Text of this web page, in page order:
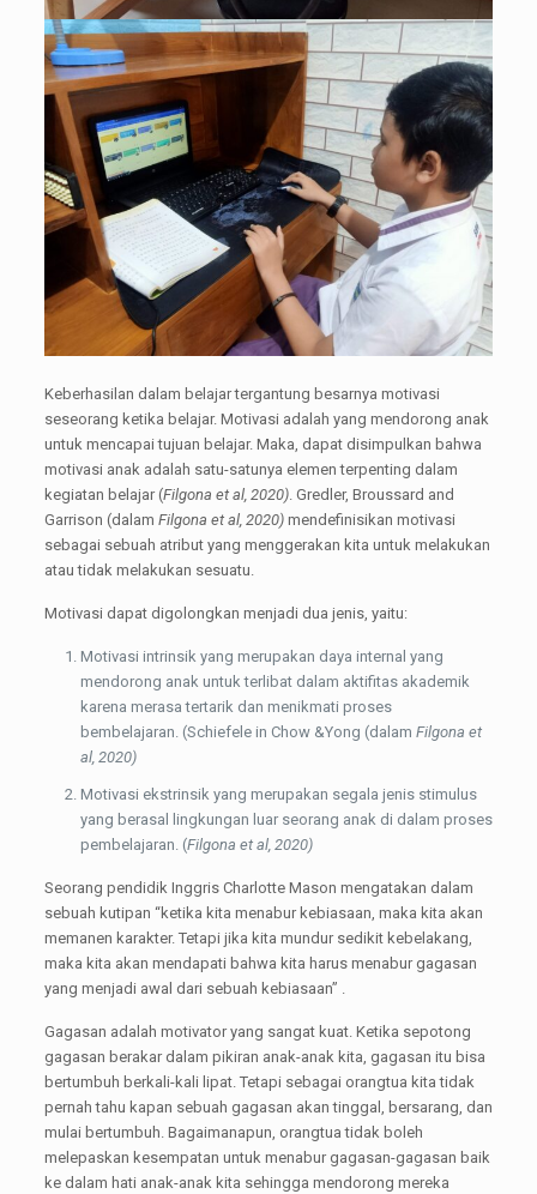
Keberhasilan dalam belajar tergantung besarnya motivasi
seseorang ketika belajar. Motivasi adalah yang mendorong anak
untuk mencapai tujuan belajar. Maka, dapat disimpulkan bahwa
motivasi anak adalah satu-satunya elemen terpenting dalam
kegiatan belajar (Filgona et al, 2020). Gredler, Broussard and
Garrison (dalam Filgona et al, 2020)mendefinisikan motivasi
sebagai sebuah atribut yang menggerakan kita untuk melakukan
atau tidak melakukan sesuatu.
Motivasi dapat digolongkan menjadi dua jenis, yaitu:
Motivasi intrinsik yang merupakan daya internal yang
mendorong anak untuk terlibat dalam aktifitas akademik
karena merasa tertarik dan menikmati proses
bembelajaran. (Schiefele in Chow &Yong (dalam Filgona et
al, 2020)
Motivasi ekstrinsik yang merupakan segala jenis stimulus
yang berasal lingkungan luar seorang anak di dalam proses
pembelajaran. (Filgona et al, 2020)
Seorang pendidik Inggris Charlotte Mason mengatakan dalam
sebuah kutipan “ketika kita menabur kebiasaan, maka kita akan
memanen karakter. Tetapi jika kita mundur sedikit kebelakang,
maka kita akan mendapati bahwa kita harus menabur gagasan
yang menjadi awal dari sebuah kebiasaan” .
Gagasan adalah motivator yang sangat kuat. Ketika sepotong
gagasan berakar dalam pikiran anak-anak kita, gagasan itu bisa
bertumbuh berkali-kali lipat. Tetapi sebagai orangtua kita tidak
pernah tahu kapan sebuah gagasan akan tinggal, bersarang, dan
mulai bertumbuh. Bagaimanapun, orangtua tidak boleh
melepaskan kesempatan untuk menabur gagasan-gagasan baik
ke dalam hati anak-anak kita sehingga mendorong mereka